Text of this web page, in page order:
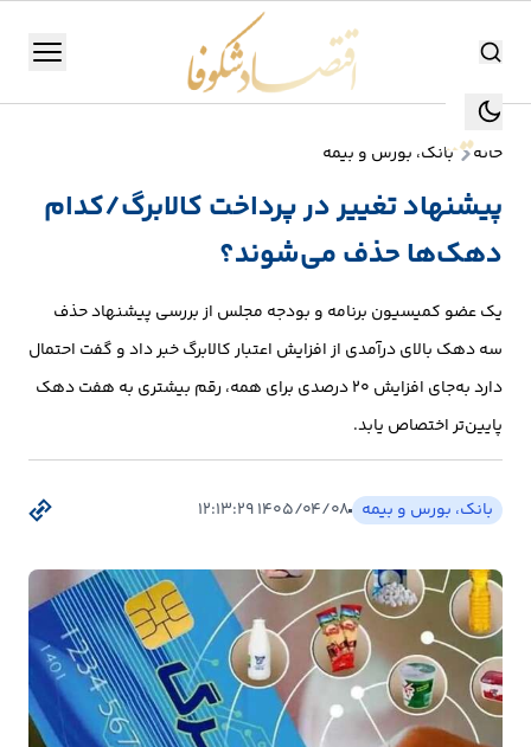
جستجو جستجو
منو
تولید
صنعت
انرژی
و
اقتصاد
جهان
بازار
و
خانه بانک، بورس و بیمه
پیشنهاد تغییر در پرداخت کالابرگ/کدام
دهک‌ها حذف می‌شوند؟
یک عضو کمیسیون برنامه و بودجه مجلس از بررسی پیشنهاد حذف
سه دهک بالای درآمدی از افزایش اعتبار کالابرگ خبر داد و گفت احتمال
دارد به‌جای افزایش ۲۰ درصدی برای همه، رقم بیشتری به هفت دهک
پایین‌تر اختصاص یابد.
بانک، بورس و بیمه ۱۴۰۵/۰۴/۰۸ ۱۲:۱۳:۲۹